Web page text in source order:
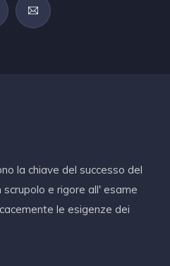
la chiave del successo del
e rigore all' esame
le esigenze dei